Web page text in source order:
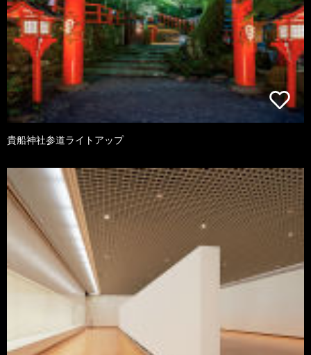
貴船神社参道ライトアップ